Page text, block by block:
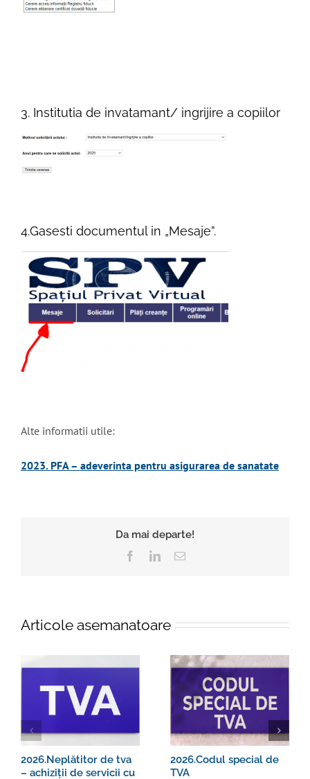
3. Institutia de invatamant/ ingrijire a copiilor
4.Gasesti documentul in „Mesaje”.
Alte informatii utile:
2023. PFA – adeverinta pentru asigurarea de sanatate
Da mai departe!
FacebookLinkedIn
E-
Articole asemanatoare
2026.Neplătitor de tva
– achiziții de servicii cu
2026.Codul special de
TVA